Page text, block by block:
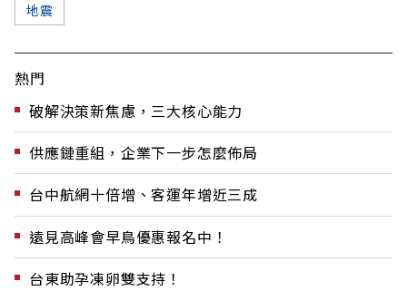
地震
熱門
破解決策新焦慮，三大核心能力
供應鏈重組，企業下一步怎麼佈局
台中航網十倍增、客運年增近三成
遠見高峰會早鳥優惠報名中！
台東助孕凍卵雙支持！